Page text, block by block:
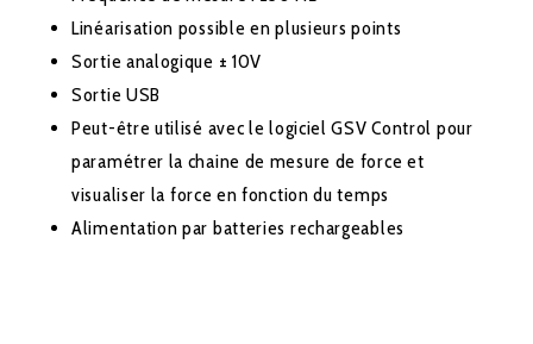
Linéarisation possible en plusieurs points
Sortie analogique ± 10V
Sortie USB
Peut-être utilisé avec le logiciel GSV Control pour
paramétrer la chaine de mesure de force et
visualiser la force en fonction du temps
Alimentation par batteries rechargeables